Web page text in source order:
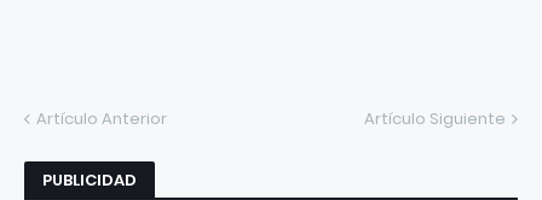
Artículo Anterior Artículo Siguiente
PUBLICIDAD